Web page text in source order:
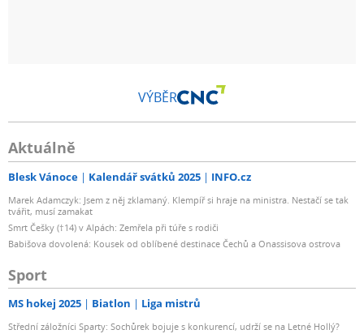
VÝBĚR
Aktuálně
Blesk Vánoce Kalendář svátků 2025 INFO.cz
Marek Adamczyk: Jsem z něj zklamaný. Klempíř si hraje na ministra. Nestačí se tak
tvářit, musí zamakat
Smrt Češky (†14) v Alpách: Zemřela při túře s rodiči
Babišova dovolená: Kousek od oblíbené destinace Čechů a Onassisova ostrova
Sport
MS hokej 2025 Biatlon Liga mistrů
Střední záložníci Sparty: Sochůrek bojuje s konkurencí, udrží se na Letné Hollý?